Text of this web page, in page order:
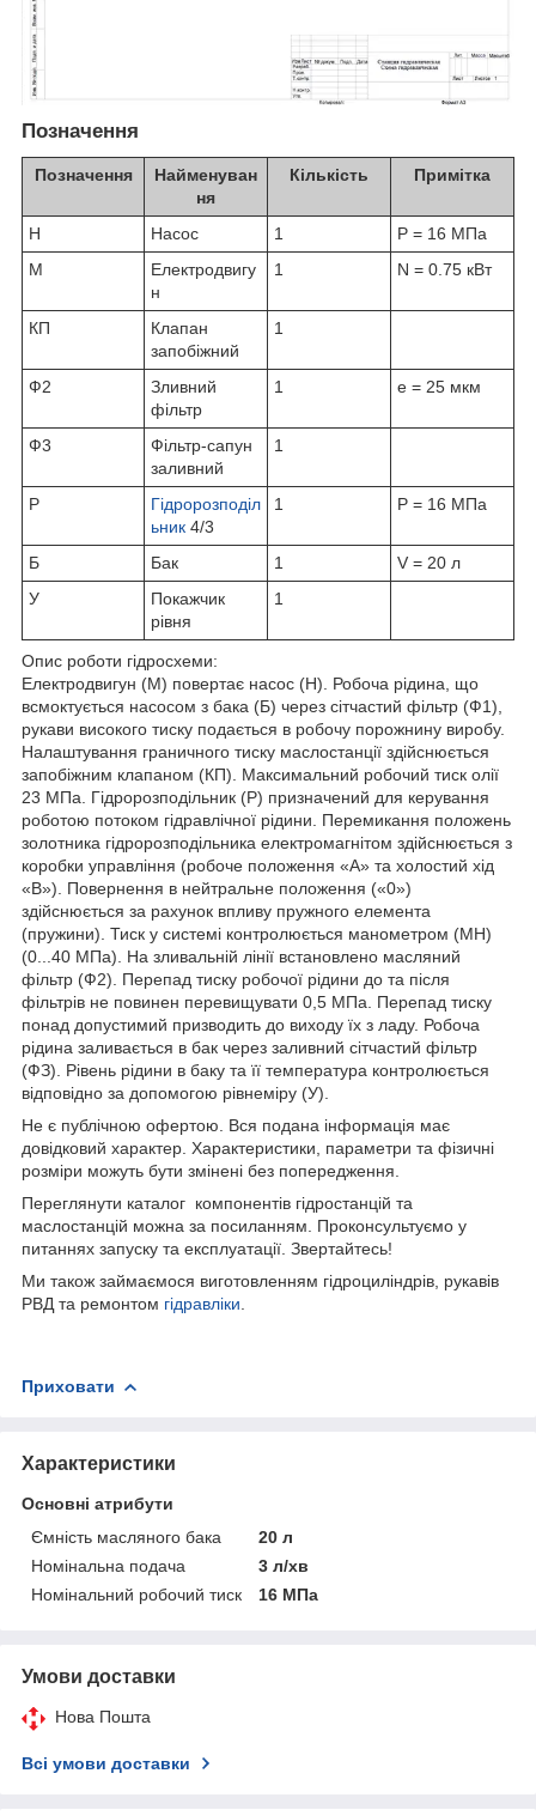
Позначення
Позначення
Найменуван
ня
Кількість Примітка
Н Насос 1
P = 16 МПа
М
Електродвигу
н
1 N = 0.75 кВт
КП
Клапан
запобіжний
1
Ф2
Зливний
фільтр
1 е = 25 мкм
Ф3
Фільтр-сапун
заливний
1
Р
Гідророзподіл
ьник 4/3
1 P = 16 МПа
Б Бак 1
V = 20 л
У
Покажчик
рівня
1
Опис роботи гідросхеми:
Електродвигун (М) повертає насос (Н). Робоча рідина, що
всмоктується насосом з бака (Б) через сітчастий фільтр (Ф1),
рукави високого тиску подається в робочу порожнину виробу.
Налаштування граничного тиску маслостанції здійснюється
запобіжним клапаном (КП). Максимальний робочий тиск олії
23 МПа. Гідророзподільник (Р) призначений для керування
роботою потоком гідравлічної рідини. Перемикання положень
золотника гідророзподільника електромагнітом здійснюється з
коробки управління (робоче положення «A» та холостий хід
«B»). Повернення в нейтральне положення («0»)
здійснюється за рахунок впливу пружного елемента
(пружини). Тиск у системі контролюється манометром (МН)
(0...40 МПа). На зливальній лінії встановлено масляний
фільтр (Ф2). Перепад тиску робочої рідини до та після
фільтрів не повинен перевищувати 0,5 МПа. Перепад тиску
понад допустимий призводить до виходу їх з ладу. Робоча
рідина заливається в бак через заливний сітчастий фільтр
(ФЗ). Рівень рідини в баку та її температура контролюється
відповідно за допомогою рівнеміру (У).
Не є публічною офертою. Вся подана інформація має
довідковий характер. Характеристики, параметри та фізичні
розміри можуть бути змінені без попередження.
Переглянути каталог компонентів гідростанцій та
маслостанцій можна за посиланням. Проконсультуємо у
питаннях запуску та експлуатації. Звертайтесь!
Ми також займаємося виготовленням гідроциліндрів, рукавів
РВД та ремонтом гідравліки
Приховати
Характеристики
Основні атрибути
Ємність масляного бака
20 л
Номінальна подача
3 л/хв
Номінальний робочий тиск
16 МПа
Умови доставки
Нова Пошта
Всі умови доставки